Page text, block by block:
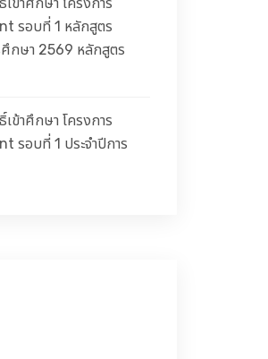
รอบที่ 1 หลักสูตร
ศึกษา 2569 หลักสูตร
ข้าศึกษา โครงการ
รอบที่ 1 ประจำปีการ